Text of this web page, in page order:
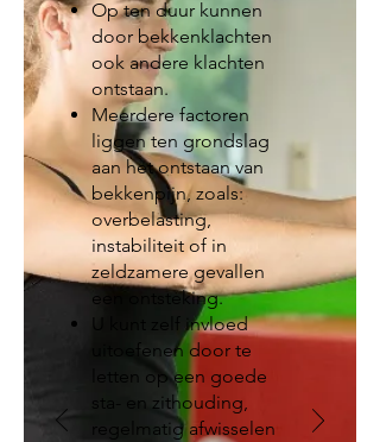
Op ten duur kunnen
door bekkenklachten
ook andere klachten
ontstaan.
Meerdere factoren
liggen ten grondslag
aan het ontstaan van
bekkenpijn, zoals:
overbelasting,
instabiliteit of in
zeldzamere gevallen
een ontsteking.
U kunt zelf invloed
uitoefenen door te
letten op een goede
sta- en zithouding,
regelmatig afwisselen